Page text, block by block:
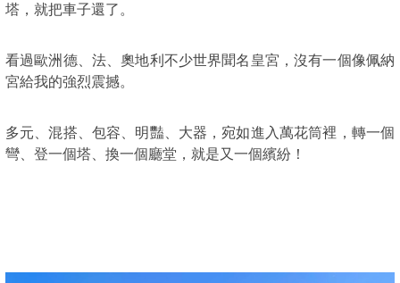
塔，就把車子還了。
看過歐洲德、法、奧地利不少世界聞名皇宮，沒有一個像佩納
宮給我的強烈震撼。
多元、混搭、包容、明豔、大器，宛如進入萬花筒裡，轉一個
彎、登一個塔、換一個廳堂，就是又一個繽紛！